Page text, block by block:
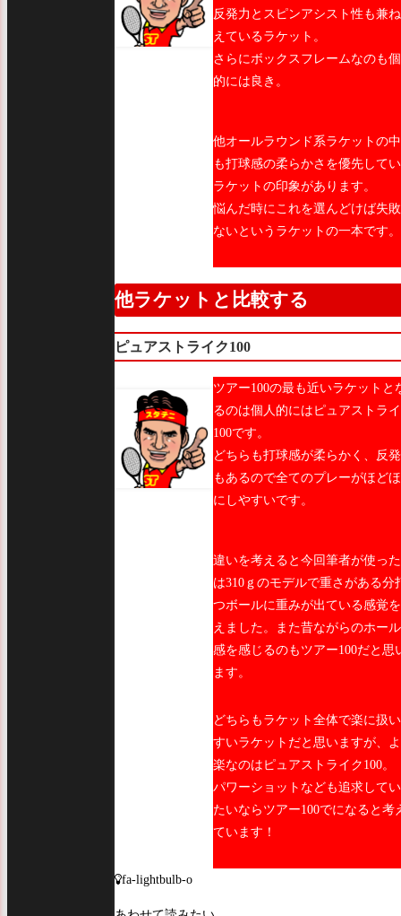
反発力とスピンアシスト性も兼
えているラケット。
さらにボックスフレームなのも
的には良き。
他オールラウンド系ラケットの
も打球感の柔らかさを優先して
ラケットの印象があります。
悩んだ時にこれを選んどけば失
ないというラケットの一本です。
他ラケットと比較する
ピュアストライク100
ツアー100の最も近いラケットと
るのは個人的にはピュアストラ
100です。
どちらも打球感が柔らかく、反
もあるので全てのプレーがほど
にしやすいです。
違いを考えると今回筆者が使っ
は310ｇのモデルで重さがある分
つボールに重みが出ている感覚
えました。また昔ながらのホー
感を感じるのもツアー100だと思
ます。
どちらもラケット全体で楽に扱
すいラケットだと思いますが、
楽なのはピュアストライク100。
パワーショットなども追求して
たいならツアー100でになると考
ています！
fa-lightbulb-o